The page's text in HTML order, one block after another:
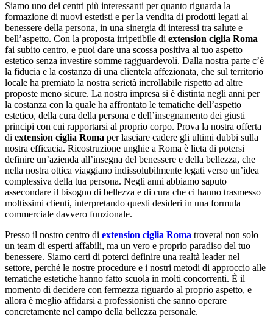
Siamo uno dei centri più interessanti per quanto riguarda la
formazione di nuovi estetisti e per la vendita di prodotti legati al
benessere della persona, in una sinergia di interessi tra salute e
bell’aspetto. Con la proposta irripetibile di extension ciglia Roma
fai subito centro, e puoi dare una scossa positiva al tuo aspetto
estetico senza investire somme ragguardevoli. Dalla nostra parte c’è
la fiducia e la costanza di una clientela affezionata, che sul territorio
locale ha premiato la nostra serietà incrollabile rispetto ad altre
proposte meno sicure. La nostra impresa si è distinta negli anni per
la costanza con la quale ha affrontato le tematiche dell’aspetto
estetico, della cura della persona e dell’insegnamento dei giusti
principi con cui rapportarsi al proprio corpo. Prova la nostra offerta
di extension ciglia Roma per lasciare cadere gli ultimi dubbi sulla
nostra efficacia. Ricostruzione unghie a Roma è lieta di potersi
definire un’azienda all’insegna del benessere e della bellezza, che
nella nostra ottica viaggiano indissolubilmente legati verso un’idea
complessiva della tua persona. Negli anni abbiamo saputo
assecondare il bisogno di bellezza e di cura che ci hanno trasmesso
moltissimi clienti, interpretando questi desideri in una formula
commerciale davvero funzionale.
Presso il nostro centro di extension ciglia Roma troverai non solo
un team di esperti affabili, ma un vero e proprio paradiso del tuo
benessere. Siamo certi di poterci definire una realtà leader nel
settore, perché le nostre procedure e i nostri metodi di approccio alle
tematiche estetiche hanno fatto scuola in molti concorrenti. È il
momento di decidere con fermezza riguardo al proprio aspetto, e
allora è meglio affidarsi a professionisti che sanno operare
concretamente nel campo della bellezza personale.